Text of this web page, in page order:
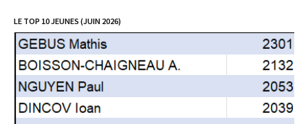
LE TOP 10 JEUNES (JUIN 2026)